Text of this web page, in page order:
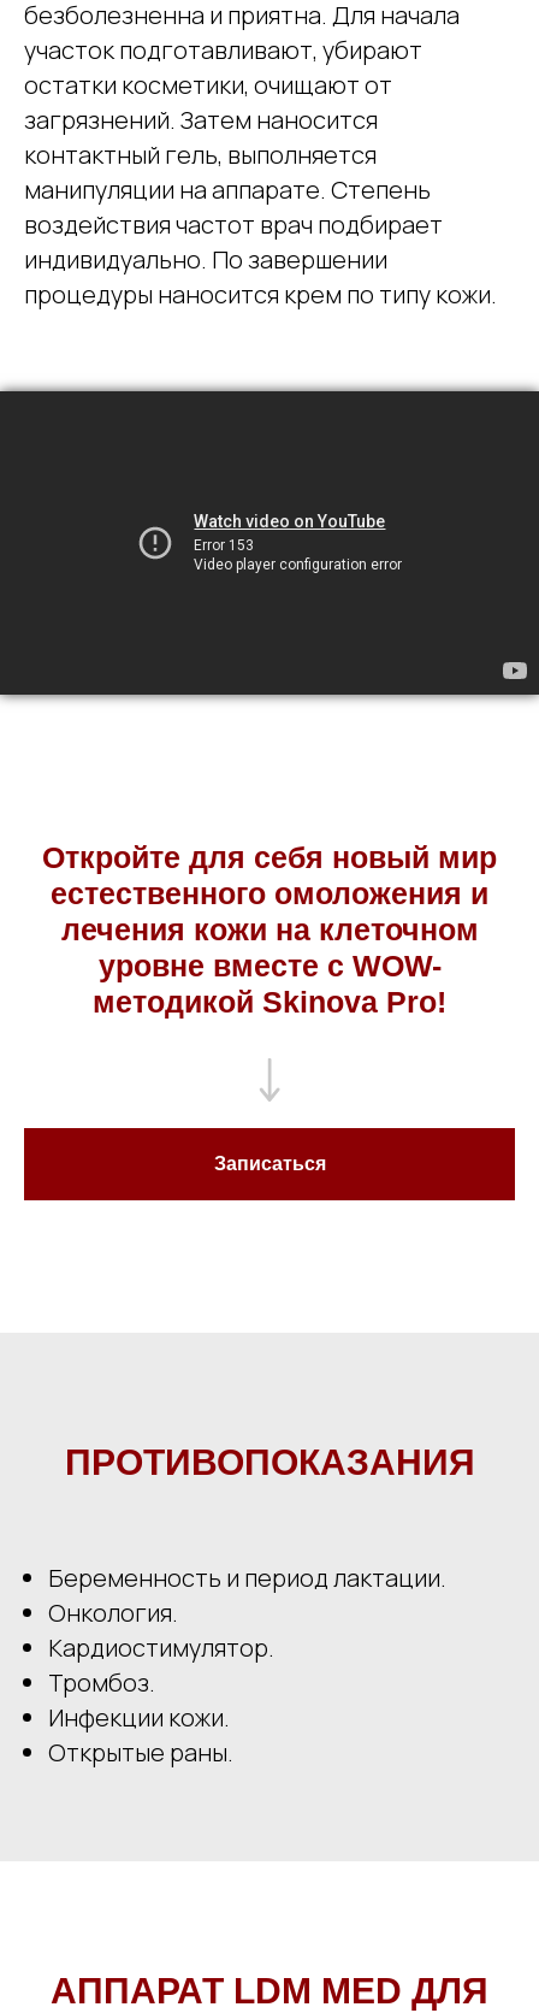
безболезненна и приятна. Для начала
участок подготавливают, убирают
остатки косметики, очищают от
загрязнений. Затем наносится
контактный гель, выполняется
манипуляции на аппарате. Степень
воздействия частот врач подбирает
индивидуально. По завершении
процедуры наносится крем по типу кожи.
Откройте для себя новый мир
естественного омоложения и
лечения кожи на клеточном
уровне вместе с WOW-
методикой Skinova Pro!
Записаться
ПРОТИВОПОКАЗАНИЯ
Беременность и период лактации.
Онкология.
Кардиостимулятор.
Тромбоз.
Инфекции кожи.
Открытые раны.
АППАРАТ LDM MED ДЛЯ